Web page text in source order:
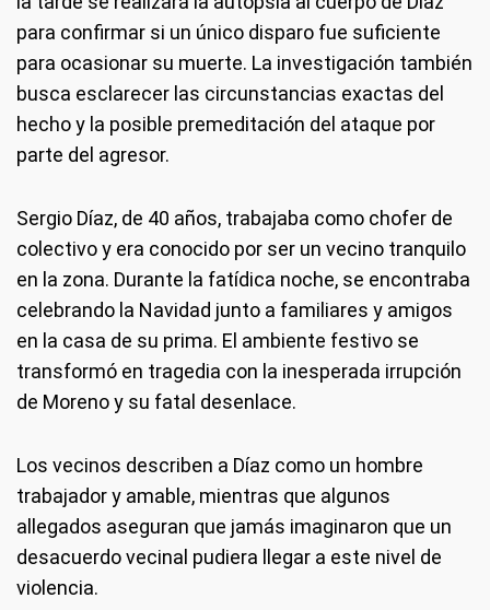
para confirmar si un único disparo fue suficiente
para ocasionar su muerte. La investigación también
busca esclarecer las circunstancias exactas del
hecho y la posible premeditación del ataque por
parte del agresor.
Sergio Díaz, de 40 años, trabajaba como chofer de
colectivo y era conocido por ser un vecino tranquilo
en la zona. Durante la fatídica noche, se encontraba
celebrando la Navidad junto a familiares y amigos
en la casa de su prima. El ambiente festivo se
transformó en tragedia con la inesperada irrupción
de Moreno y su fatal desenlace.
Los vecinos describen a Díaz como un hombre
trabajador y amable, mientras que algunos
allegados aseguran que jamás imaginaron que un
desacuerdo vecinal pudiera llegar a este nivel de
violencia.